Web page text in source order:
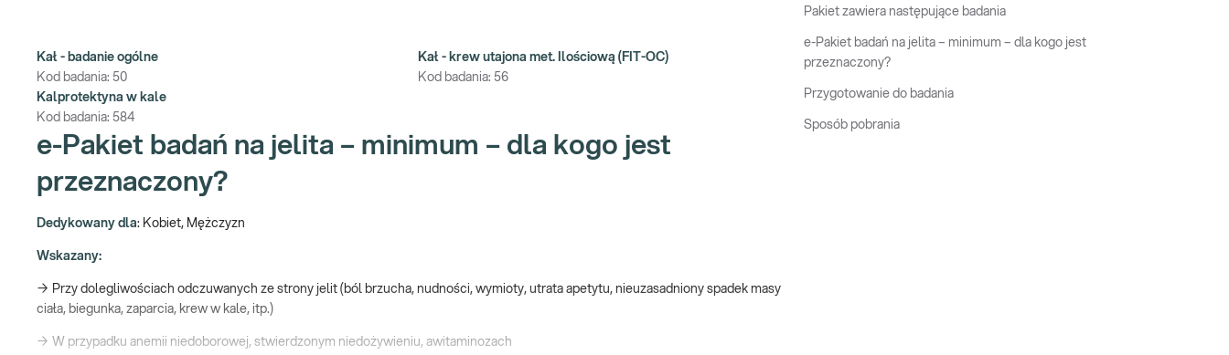
Kał - badanie ogólne
Kod badania: 50
Kalprotektyna w kale
Kod badania: 584
Kał - krew utajona met. Ilościową (FIT-OC)
Kod badania: 56
e-Pakiet badań na jelita – minimum – dla kogo jest
przeznaczony?
Dedykowany dla: Kobiet, Mężczyzn
Wskazany:
→ Przy dolegliwościach odczuwanych ze strony jelit (ból brzucha, nudności, wymioty, utrata apetytu, nieuzasadniony spadek masy
ciała, biegunka, zaparcia, krew w kale, itp.)
→ W przypadku anemii niedoborowej, stwierdzonym niedożywieniu, awitaminozach
Pakiet zawiera następujące badania
e-Pakiet badań na jelita – minimum – dla kogo jest
przeznaczony?
Przygotowanie do badania
Sposób pobrania